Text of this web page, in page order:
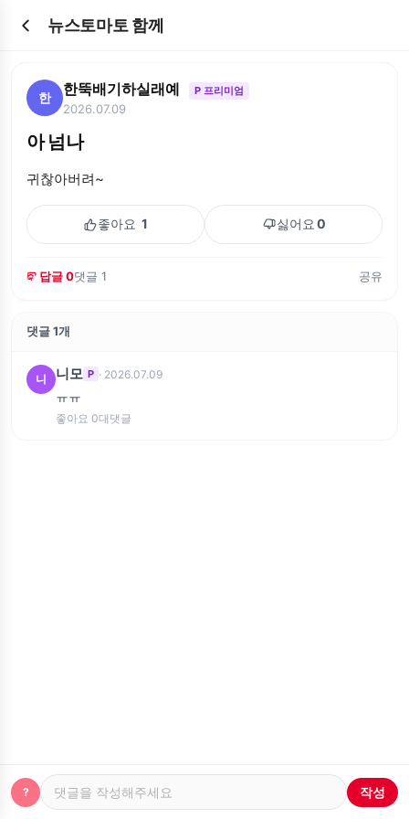
뉴스토마토 함께
한 한뚝배기하실래예 P 프리미엄
2026.07.09
아 넘나
귀찮아버려~
좋아요 1 싫어요 0
답글 0댓글 1 공유
댓글 1개
니 니모 P · 2026.07.09
ㅠㅠ
좋아요 0대댓글
? 작성